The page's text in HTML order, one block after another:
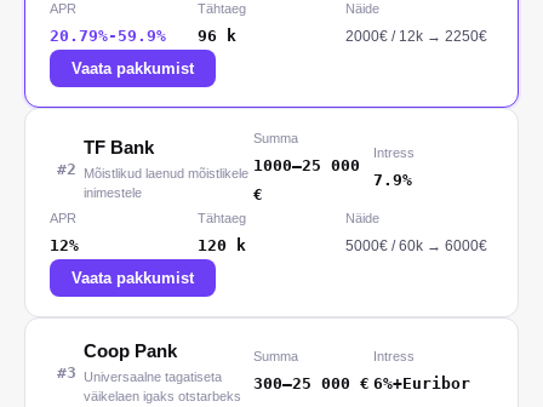
APR
20.79%-59.9%
Tähtaeg
96 k
Näide
2000€ / 12 k → 2250€
Vaata pakkumist
#2
TF Bank
Mõistlikud laenud mõistlikele
inimestele
Summa
1000–25 000
€
Intress
7.9%
APR
12%
Tähtaeg
120 k
Näide
5000€ /60k → 6000€
Vaata pakkumist
#3
Coop Pank
Universaalne tagatiseta
väikelaen igaks otstarbeks
Summa
300–25 000 €
Intress
6%+Euribor